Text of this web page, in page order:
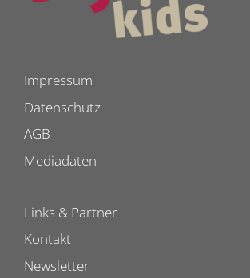
Impressum
Datenschutz
AGB
Mediadaten
Links & Partner
Kontakt
Newsletter